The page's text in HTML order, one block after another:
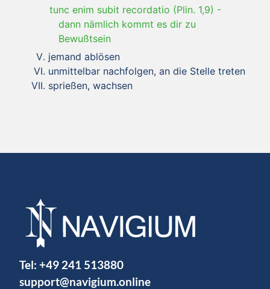
tunc enim subit recordatio (Plin. 1,9) -
dann nämlich kommt es dir zu
Bewußtsein
jemand ablösen
unmittelbar nachfolgen, an die Stelle treten
sprießen, wachsen
Tel: +49 241 513880
support@navigium.online